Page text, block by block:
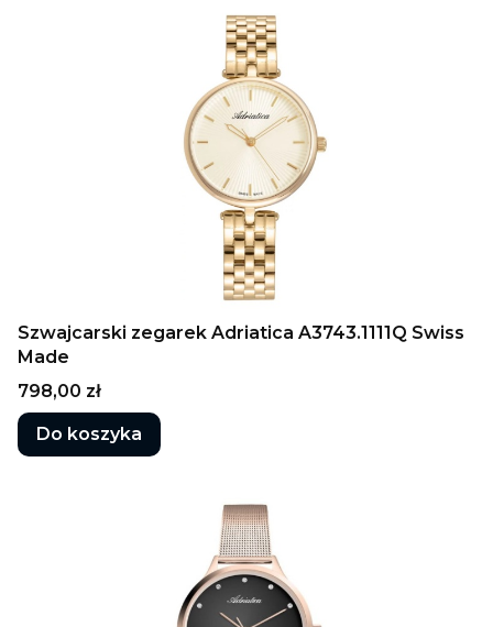
Szwajcarski zegarek Adriatica A3743.1111Q Swiss
Made
Cena
798,00 zł
Do koszyka